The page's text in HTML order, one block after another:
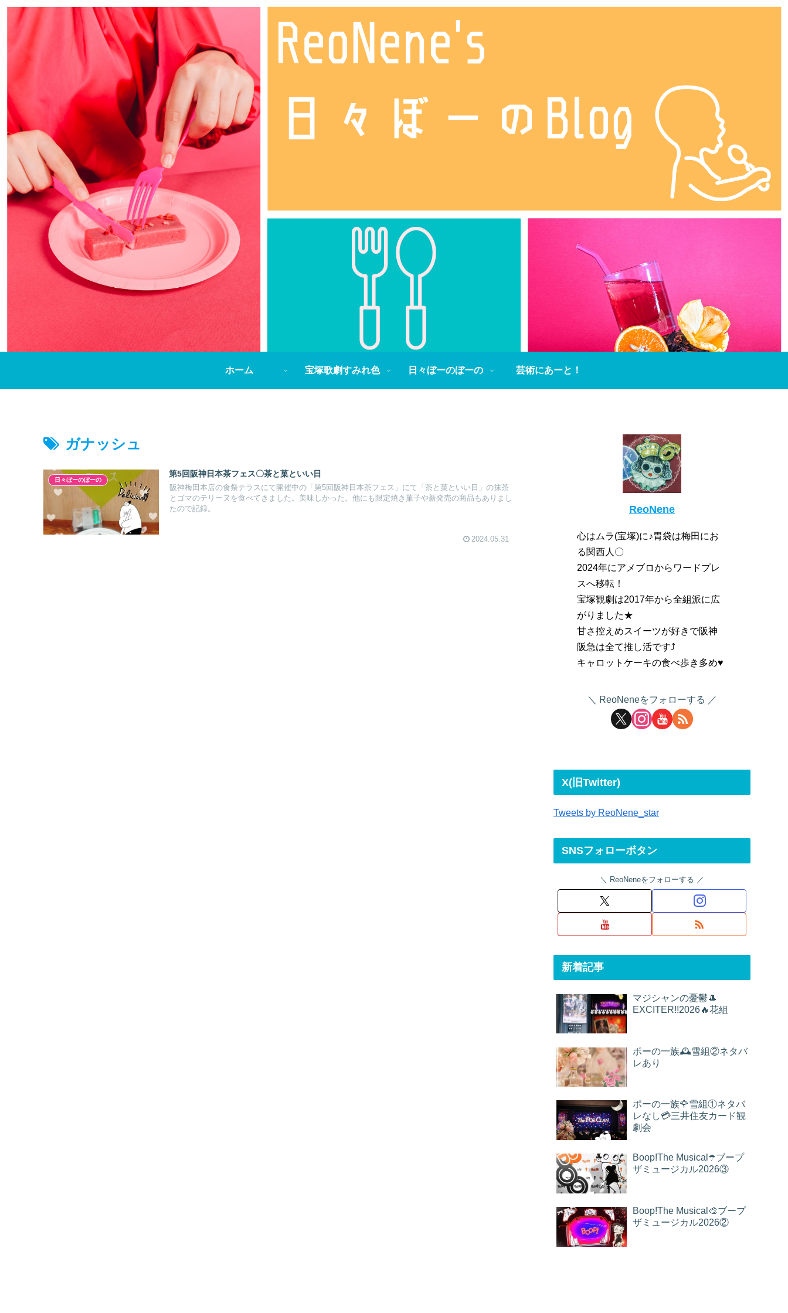
ホーム 宝塚歌劇すみれ色 日々ぼーのぼーの 芸術にあーと！
ガナッシュ
日々ぼーのぼーの
第5回阪神日本茶フェス〇茶と菓といい日
阪神梅田本店の食祭テラスにて開催中の「第5回阪神日本茶フェス」にて「茶と菓といい日」の抹茶
とゴマのテリーヌを食べてきました。美味しかった。他にも限定焼き菓子や新発売の商品もありまし
たので記録。
2024.05.31
ReoNene
心はムラ(宝塚)に♪胃袋は梅田にお
る関西人〇
2024年にアメブロからワードプレ
スへ移転！
宝塚観劇は2017年から全組派に広
がりました★
甘さ控えめスイーツが好きで阪神
阪急は全て推し活です⤴
キャロットケーキの食べ歩き多め♥
ReoNeneをフォローする
X(旧Twitter)
Tweets by ReoNene_star
SNSフォローボタン
ReoNeneをフォローする
新着記事
マジシャンの憂鬱🎩
EXCITER!!2026🔥花組
ポーの一族🕰雪組②ネタバ
レあり
ポーの一族🌹雪組①ネタバ
レなし💳三井住友カード観
劇会
Boop!The Musical☂️ブープ
ザミュージカル2026③
Boop!The Musical🎨ブープ
ザミュージカル2026②